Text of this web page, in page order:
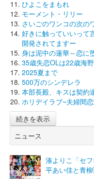
ひよこをまもれ
モーメント・リリー
さいごのワンコの次の
好きに触っていいって
開発されてますー
身は泥中の蓮華～恋に
35歳失恋OLは22歳海
2025夏まで
500万のシンデレラ
本部長殿、キスは契約
ホリデイラブ~夫婦間
続きを表示
ニュース
湊よりこ「セ
平あい佳と青